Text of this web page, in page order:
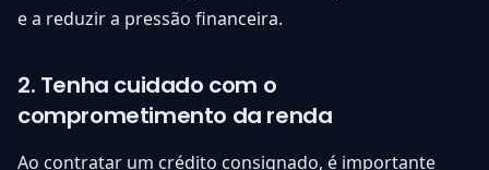
e a reduzir a pressão financeira.
2. Tenha cuidado com o
comprometimento da renda
Ao contratar um crédito consignado, é importante